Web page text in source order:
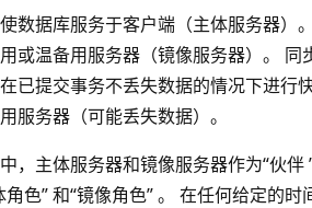
数据库服务于客户端（主体服务器）
或温备用服务器（镜像服务器）。
已提交事务不丢失数据的情况下进行
服务器（可能丢失数据）。
，主体服务器和镜像服务器作为“伙
色” 和“镜像角色” 。 在任何给定的